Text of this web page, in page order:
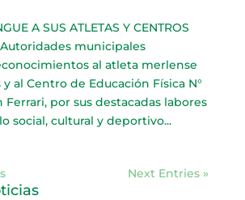
A SUS ATLETAS Y CENTROS
Autoridades municipales
al atleta merlense
y al Centro de Educación Física N°
Ferrari, por sus destacadas labores
social, cultural y deportivo...
Next Entries »